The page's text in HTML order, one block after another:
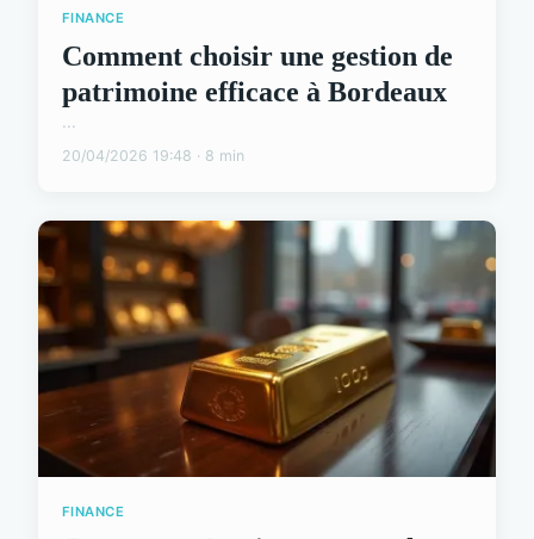
FINANCE
Comment choisir une gestion de
patrimoine efficace à Bordeaux
...
20/04/2026 19:48 · 8 min
FINANCE